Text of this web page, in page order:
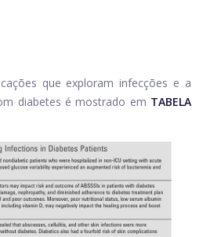
que exploram infecções e a
diabetes é mostrado em TABELA